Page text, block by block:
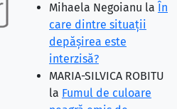
Mihaela Negoianu la În
care dintre situaţii
depăşirea este
interzisă?
MARIA-SILVICA ROBITU
la Fumul de culoare